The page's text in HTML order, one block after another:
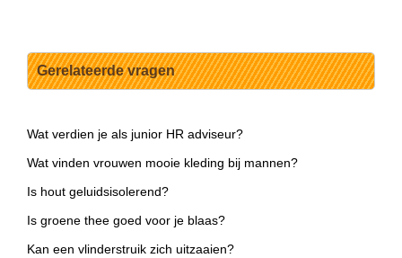
Gerelateerde vragen
Wat verdien je als junior HR adviseur?
Wat vinden vrouwen mooie kleding bij mannen?
Is hout geluidsisolerend?
Is groene thee goed voor je blaas?
Kan een vlinderstruik zich uitzaaien?